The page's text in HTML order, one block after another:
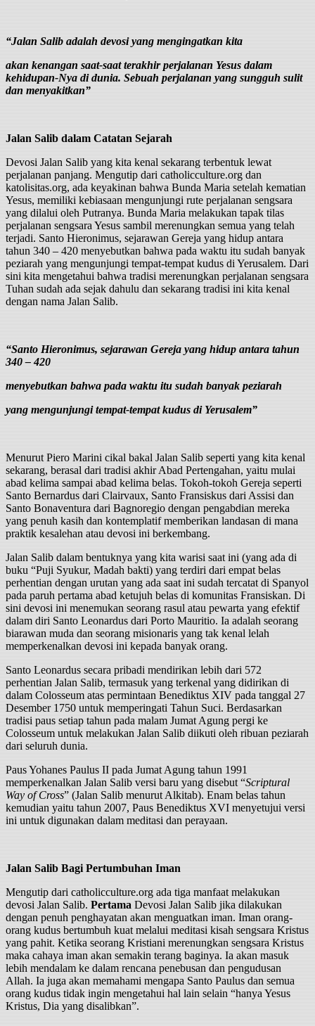
“Jalan Salib adalah devosi yang mengingatkan kita
akan kenangan saat-saat terakhir perjalanan Yesus dalam
kehidupan-Nya di dunia. Sebuah perjalanan yang sungguh sulit
dan menyakitkan”
Jalan Salib dalam Catatan Sejarah
Devosi Jalan Salib yang kita kenal sekarang terbentuk lewat
perjalanan panjang. Mengutip dari catholicculture.org dan
katolisitas.org, ada keyakinan bahwa Bunda Maria setelah kematian
Yesus, memiliki kebiasaan mengunjungi rute perjalanan sengsara
yang dilalui oleh Putranya. Bunda Maria melakukan tapak tilas
perjalanan sengsara Yesus sambil merenungkan semua yang telah
terjadi. Santo Hieronimus, sejarawan Gereja yang hidup antara
tahun 340 – 420 menyebutkan bahwa pada waktu itu sudah banyak
peziarah yang mengunjungi tempat-tempat kudus di Yerusalem. Dari
sini kita mengetahui bahwa tradisi merenungkan perjalanan sengsara
Tuhan sudah ada sejak dahulu dan sekarang tradisi ini kita kenal
dengan nama Jalan Salib.
“Santo Hieronimus, sejarawan Gereja yang hidup antara tahun
340 – 420
menyebutkan bahwa pada waktu itu sudah banyak peziarah
yang mengunjungi tempat-tempat kudus di Yerusalem”
Menurut Piero Marini cikal bakal Jalan Salib seperti yang kita kenal
sekarang, berasal dari tradisi akhir Abad Pertengahan, yaitu mulai
abad kelima sampai abad kelima belas. Tokoh-tokoh Gereja seperti
Santo Bernardus dari Clairvaux, Santo Fransiskus dari Assisi dan
Santo Bonaventura dari Bagnoregio dengan pengabdian mereka
yang penuh kasih dan kontemplatif memberikan landasan di mana
praktik kesalehan atau devosi ini berkembang.
Jalan Salib dalam bentuknya yang kita warisi saat ini (yang ada di
buku “Puji Syukur, Madah bakti) yang terdiri dari empat belas
perhentian dengan urutan yang ada saat ini sudah tercatat di Spanyol
pada paruh pertama abad ketujuh belas di komunitas Fransiskan. Di
sini devosi ini menemukan seorang rasul atau pewarta yang efektif
dalam diri Santo Leonardus dari Porto Mauritio. Ia adalah seorang
biarawan muda dan seorang misionaris yang tak kenal lelah
memperkenalkan devosi ini kepada banyak orang.
Santo Leonardus secara pribadi mendirikan lebih dari 572
perhentian Jalan Salib, termasuk yang terkenal yang didirikan di
dalam Colosseum atas permintaan Benediktus XIV pada tanggal 27
Desember 1750 untuk memperingati Tahun Suci. Berdasarkan
tradisi paus setiap tahun pada malam Jumat Agung pergi ke
Colosseum untuk melakukan Jalan Salib diikuti oleh ribuan peziarah
dari seluruh dunia.
Paus Yohanes Paulus II pada Jumat Agung tahun 1991
memperkenalkan Jalan Salib versi baru yang disebut “Scriptural
Way of Cross” (Jalan Salib menurut Alkitab). Enam belas tahun
kemudian yaitu tahun 2007, Paus Benediktus XVI menyetujui versi
ini untuk digunakan dalam meditasi dan perayaan.
Jalan Salib Bagi Pertumbuhan Iman
Mengutip dari catholicculture.org ada tiga manfaat melakukan
devosi Jalan Salib. Pertama Devosi Jalan Salib jika dilakukan
dengan penuh penghayatan akan menguatkan iman. Iman orang-
orang kudus bertumbuh kuat melalui meditasi kisah sengsara Kristus
yang pahit. Ketika seorang Kristiani merenungkan sengsara Kristus
maka cahaya iman akan semakin terang baginya. Ia akan masuk
lebih mendalam ke dalam rencana penebusan dan pengudusan
Allah. Ia juga akan memahami mengapa Santo Paulus dan semua
orang kudus tidak ingin mengetahui hal lain selain “hanya Yesus
Kristus, Dia yang disalibkan”.